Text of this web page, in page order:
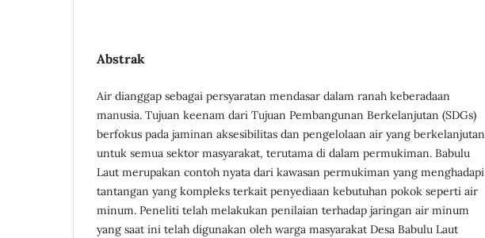
Abstrak
Air dianggap sebagai persyaratan mendasar dalam ranah keberadaan
manusia. Tujuan keenam dari Tujuan Pembangunan Berkelanjutan (SDGs)
berfokus pada jaminan aksesibilitas dan pengelolaan air yang berkelanjutan
untuk semua sektor masyarakat, terutama di dalam permukiman. Babulu
Laut merupakan contoh nyata dari kawasan permukiman yang menghadapi
tantangan yang kompleks terkait penyediaan kebutuhan pokok seperti air
minum. Peneliti telah melakukan penilaian terhadap jaringan air minum
yang saat ini telah digunakan oleh warga masyarakat Desa Babulu Laut